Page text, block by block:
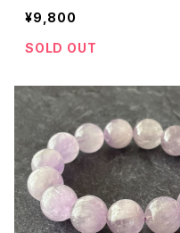
ット（天然色・一点もの）
¥9,800
SOLD OUT